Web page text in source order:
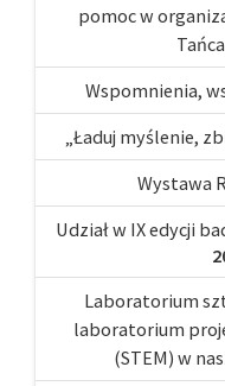
pomoc w
Tańca
Wspomnienia,
„Ładuj myślenie,
Wystawa
Udział w IX edycji
Laboratorium
laboratorium
(STEM) w